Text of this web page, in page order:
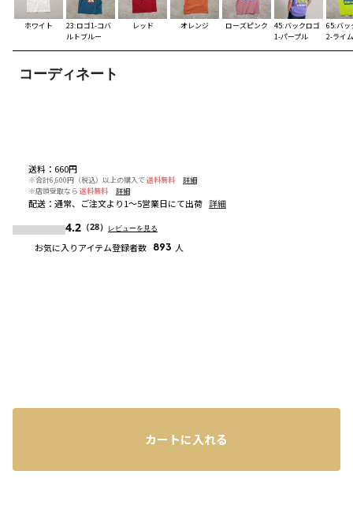
ホワイト
23:ロゴ1-コバ
ルトブルー
レッド オレンジ ローズピンク
45:バックロゴ
1-パープル
65:バッ
2-ライム
コーディネート
送料 ： 660円
※合計6,600円（税込）以上の購入で 送料無料
詳細
※店頭受取なら 送料無料 詳細
配送 ： 通常、ご注文より1～5営業日にて出荷 詳細
4.2 （28） レビューを見る
お気に入りアイテム登録者数 893 人
カートに入れる